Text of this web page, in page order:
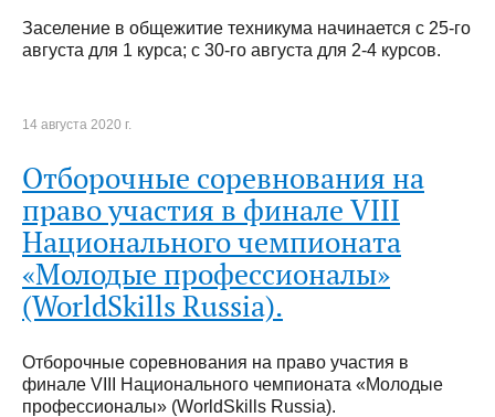
Заселение в общежитие техникума начинается с 25-го
августа для 1 курса; с 30-го августа для 2-4 курсов.
14 августа 2020 г.
Отборочные соревнования на
право участия в финале VIII
Национального чемпионата
«Молодые профессионалы»
(WorldSkills Russia).
Отборочные соревнования на право участия в
финале VIII Национального чемпионата «Молодые
профессионалы» (WorldSkills Russia).